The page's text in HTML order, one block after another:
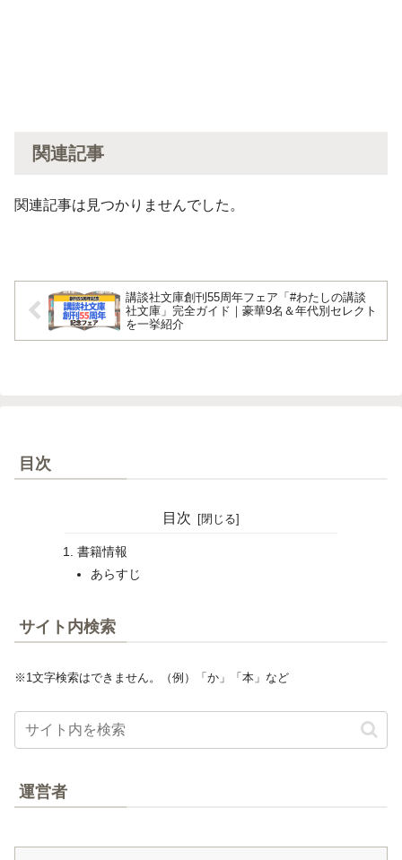
関連記事
関連記事は見つかりませんでした。
講談社文庫創刊55周年フェア「#わたしの講談
社文庫」完全ガイド｜豪華9名＆年代別セレクト
を一挙紹介
目次
目次
書籍情報
あらすじ
サイト内検索
※1文字検索はできません。（例）「か」「本」など
運営者